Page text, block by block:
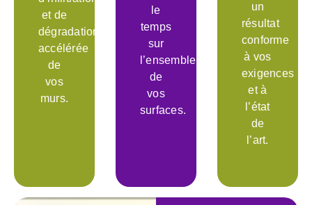
et de
dégradation
accélérée
de
vos
murs.
le
temps
sur
l’ensemble
de
vos
surfaces.
un
résultat
conforme
à vos
exigences
et à
l’état
de
l’art.